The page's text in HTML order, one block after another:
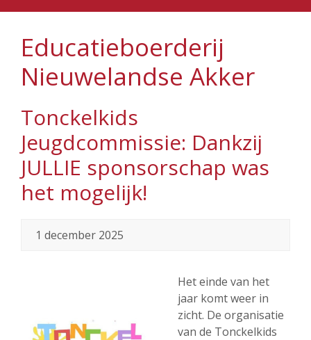
Educatieboerderij
Nieuwelandse Akker
Tonckelkids
Jeugdcommissie: Dankzij
JULLIE sponsorschap was
het mogelijk!
1 december 2025
Het einde van het
jaar komt weer in
zicht. De organisatie
van de Tonckelkids